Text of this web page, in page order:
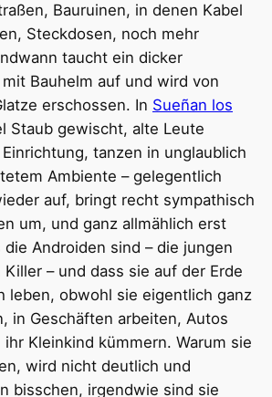
Bauruinen, in denen Kabel
Steckdosen, noch mehr
taucht ein dicker
Bauhelm auf und wird von
erschossen. In Sueñan los
Staub gewischt, alte Leute
tanzen in unglaublich
Ambiente – gelegentlich
auf, bringt recht sympathisch
um, und ganz allmählich erst
Androiden sind – die jungen
– und dass sie auf der Erde
leben, obwohl sie eigentlich ganz
in Geschäften arbeiten, Autos
Kleinkind kümmern. Warum sie
wird nicht deutlich und
bisschen, irgendwie sind sie